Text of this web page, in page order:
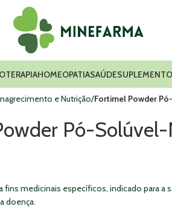
HOMEOPATIASAÚDE
e Nutrição Fortimel Powder
Pó-
medicinais específicos, indicado para
doença.